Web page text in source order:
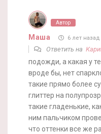
Автор
Маша 6 лет назад
Ответить на
подожди, а какая у
вроде бы, нет
такие прямо более
глиттер на
такие гладенькие,
ним пальчиком
что оттенки все же